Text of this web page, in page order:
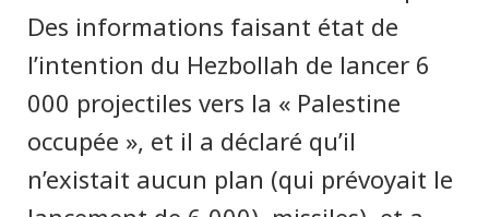
Des informations faisant état de
l’intention du Hezbollah de lancer 6
000 projectiles vers la « Palestine
occupée », et il a déclaré qu’il
n’existait aucun plan (qui prévoyait le